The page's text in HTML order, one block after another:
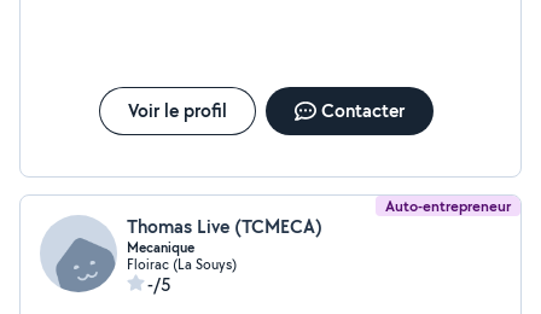
où la qualité de travail est primordiale. N'hésitez pas à
me contacter pour discuter de vos projet ou de vos
Voir le profil Contacter
Auto-entrepreneur
Thomas Live (TCMECA)
Mecanique
Floirac (La Souys)
-/5